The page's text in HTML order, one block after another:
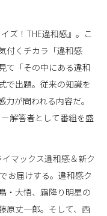
ズ！THE違和感』。こ
付くチカラ「違和感
て「その中にある違和
で出題。従来の知識を
が問われる内容だ。
解答者として番組を盛
マックス違和感＆新ク
お届けする。違和感ク
・大悟、霜降り明星の
原丈一郎。そして、西